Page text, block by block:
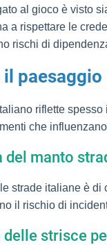
al gioco è visto
a rispettare le
rischi di
il
riflette
che
del manto
strade italiane è
il rischio di
delle strisce